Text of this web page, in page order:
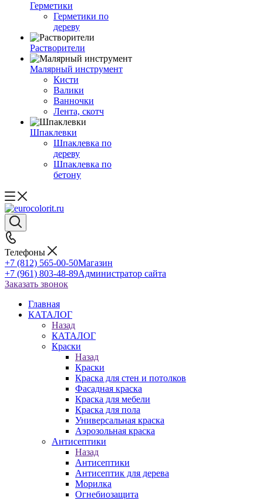
Герметики
Герметики по
дереву
Растворители
Малярный инструмент
Кисти
Валики
Ванночки
Лента, скотч
Шпаклевки
Шпаклевка по
дереву
Шпаклевка по
бетону
Телефоны
+7 (812) 565-00-50Магазин
+7 (961) 803-48-89Администратор сайта
Заказать звонок
Главная
КАТАЛОГ
Назад
КАТАЛОГ
Краски
Назад
Краски
Краска для стен и потолков
Фасадная краска
Краска для мебели
Краска для пола
Универсальная краска
Аэрозольная краска
Антисептики
Назад
Антисептики
Антисептик для дерева
Морилка
Огнебиозащита